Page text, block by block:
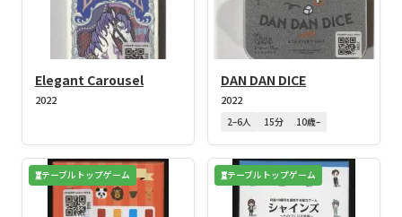
Elegant Carousel
2022
DAN DAN DICE
2022
2–6人 15分 10歳–
テーブルトップゲーム テーブルトップゲーム